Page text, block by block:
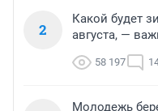
2
Какой будет
августа, —
58 197
Молодежь